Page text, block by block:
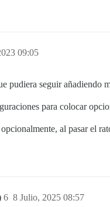
09:05
pudiera seguir añadiendo
para colocar
al pasar el
8 Julio, 2025 08:57
6